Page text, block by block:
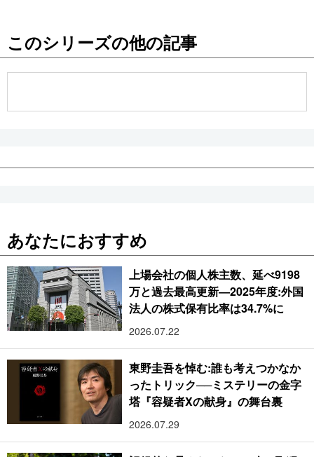
このシリーズの他の記事
あなたにおすすめ
上場会社の個人株主数、延べ9198
万と過去最高更新―2025年度:外国
法人の株式保有比率は34.7%に
2026.07.22
東野圭吾を悼む:誰も考えつかなか
ったトリック──ミステリーの金字
塔『容疑者Xの献身』の舞台裏
2026.07.29